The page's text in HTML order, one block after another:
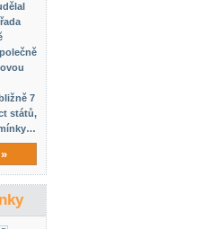
7
států,